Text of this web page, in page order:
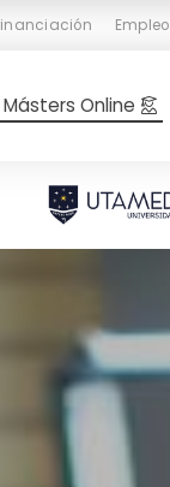
Empleo
Másters Online